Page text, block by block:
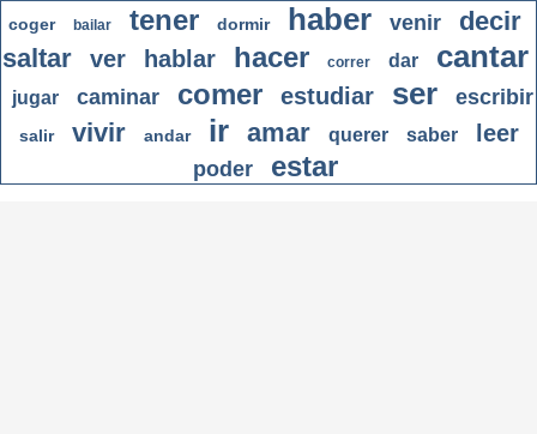
coger bailar tener dormir haber venir
decir
saltar
ver hablar hacer correr dar cantar
jugar caminar comer estudiar ser escribir
salir vivir andar ir amar querer saber leer
poder estar